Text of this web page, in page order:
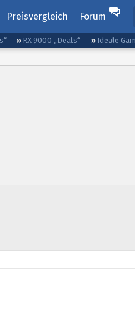
Preisvergleich Forum
RX 9000 „Deals“ Ideale